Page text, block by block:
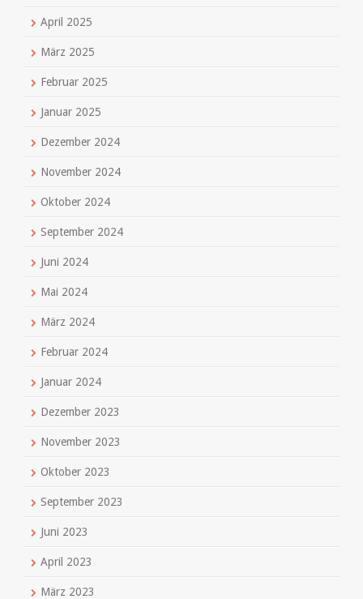
April 2025
März 2025
Februar 2025
Januar 2025
Dezember 2024
November 2024
Oktober 2024
September 2024
Juni 2024
Mai 2024
März 2024
Februar 2024
Januar 2024
Dezember 2023
November 2023
Oktober 2023
September 2023
Juni 2023
April 2023
März 2023